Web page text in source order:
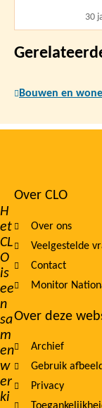
30
Bouwen en
H
et
CL
O
is
ee
n
sa
m
en
w
er
ki
Footer
navigation
Over CLO
Over ons
Veelgestelde
Contact
Monitor
Over deze
Archief
Gebruik
Privacy